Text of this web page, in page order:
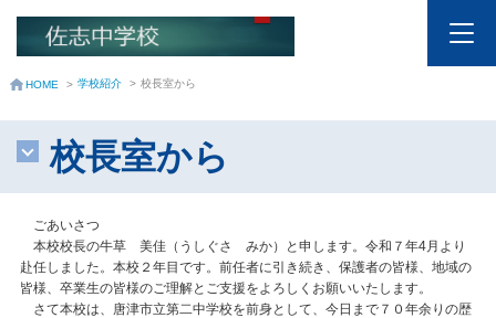
HOME > 学校紹介 > 校長室から
校長室から
ごあいさつ
本校校長の牛草 美佳（うしぐさ みか）と申します。令和７年4月より
赴任しました。本校２年目です。前任者に引き続き、保護者の皆様、地域の
皆様、卒業生の皆様のご理解とご支援をよろしくお願いいたします。
さて本校は、唐津市立第二中学校を前身として、今日まで７０年余りの歴